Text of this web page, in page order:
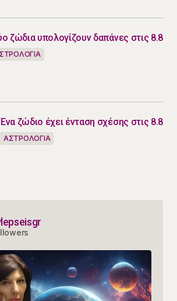
ζώδια υπολογίζουν δαπάνες στις 8.8
Ένα ζώδιο έχει ένταση σχέσης στις 8.8
ΑΣΤΡΟΛΟΓΙΑ